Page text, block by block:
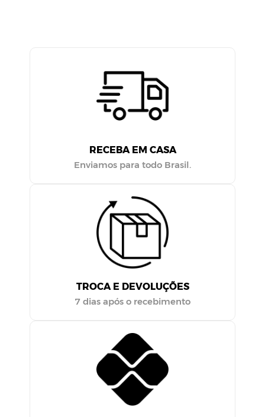
RECEBA EM CASA
Enviamos para todo Brasil.
TROCA E DEVOLUÇÕES
7 dias após o recebimento